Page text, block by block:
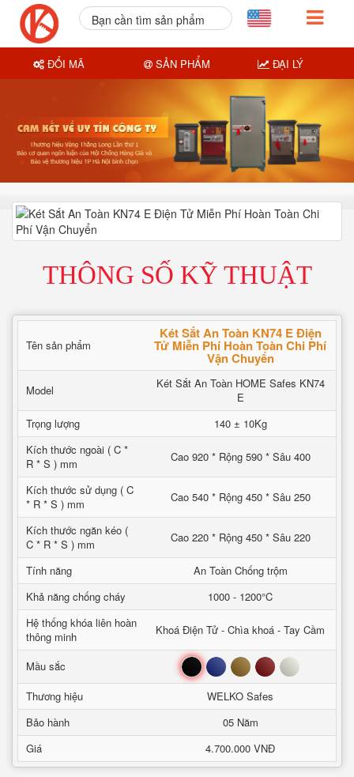
THÔNG SỐ KỸ THUẬT
Tên sản phẩm
Két Sắt An Toàn KN74 E Điện
Tử Miễn Phí Hoàn Toàn Chi Phí
Vận Chuyển
Model
Két Sắt An Toàn HOME Safes KN74
E
Trọng lượng
140 ± 10Kg
Kích thước ngoài ( C *
R * S ) mm
Cao 920 * Rộng 590 * Sâu 400
Kích thước sử dụng ( C
* R * S ) mm
Cao 540 * Rộng 450 * Sâu 250
Kích thước ngăn kéo (
C * R * S ) mm
Cao 220 * Rộng 450 * Sâu 220
Tính năng
An Toàn Chống trộm
Khả năng chống cháy
1000 - 1200°C
Hệ thống khóa liên hoàn
thông minh
Khoá Điện Tử - Chìa khoá - Tay Cầm
Mầu sắc Đen Xanh Nâu Đỏ Trắng
Thương hiệu
WELKO Safes
Bảo hành
05 Năm
Giá
4.700.000 VNĐ
Bạn cần tìm sản phẩm
ĐỔI MÃ SẢN PHẨM ĐẠI LÝ